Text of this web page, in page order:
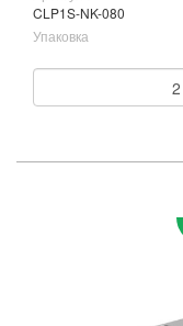
CLP1S-NK-080
Упаковка